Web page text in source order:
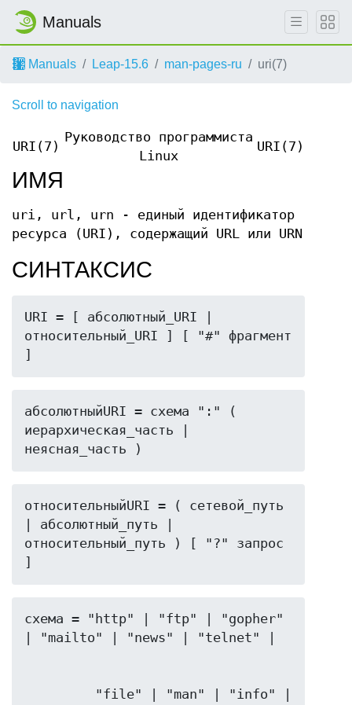
Manuals
Manuals Leap-15.6 man-pages-ru uri(7)
Scroll to navigation
URI(7)
Руководство программиста
Linux
URI(7)
ИМЯ
uri, url, urn - единый идентификатор
ресурса (URI), содержащий URL или URN
СИНТАКСИС
URI = [ абсолютный_URI |
относительный_URI ] [ "#" фрагмент
]
абсолютныйURI = схема ":" (
иерархическая_часть |
неясная_часть )
относительныйURI = ( сетевой_путь
| абсолютный_путь |
относительный_путь ) [ "?" запрос
]
схема = "http" | "ftp" | "gopher"